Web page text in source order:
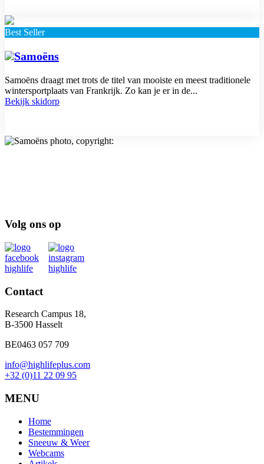
Best Seller
Samoëns
Samoëns draagt met trots de titel van mooiste en meest traditionele
wintersportplaats van Frankrijk. Zo kan je er in de...
Bekijk skidorp
Volg ons op
Contact
Research Campus 18,
B-3500 Hasselt
BE0463 057 709
info@highlifeplus.com
+32 (0)11 22 09 95
MENU
Home
Bestemmingen
Sneeuw & Weer
Webcams